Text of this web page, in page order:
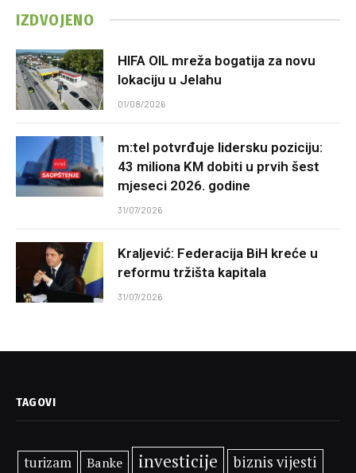
IZDVOJENO
HIFA OIL mreža bogatija za novu
lokaciju u Jelahu
01/08/2026
m:tel potvrđuje lidersku poziciju:
43 miliona KM dobiti u prvih šest
mjeseci 2026. godine
31/07/2026
Kraljević: Federacija BiH kreće u
reformu tržišta kapitala
31/07/2026
TAGOVI
turizam Banke investicije
biznis vijesti